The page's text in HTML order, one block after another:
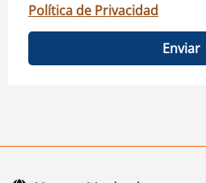
Política de Privacidad
Enviar